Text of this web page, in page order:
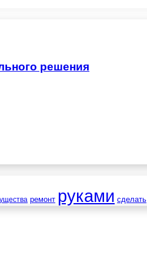
решения
ремонт руками сделать